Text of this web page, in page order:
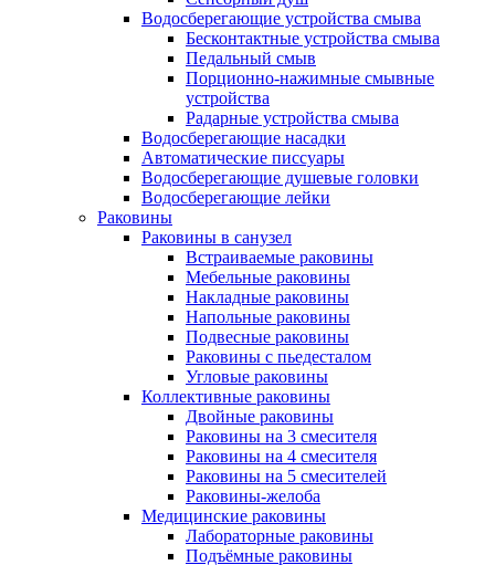
Водосберегающие устройства смыва
Бесконтактные устройства смыва
Педальный смыв
Порционно-нажимные смывные
устройства
Радарные устройства смыва
Водосберегающие насадки
Автоматические писсуары
Водосберегающие душевые головки
Водосберегающие лейки
Раковины
Раковины в санузел
Встраиваемые раковины
Мебельные раковины
Накладные раковины
Напольные раковины
Подвесные раковины
Раковины с пьедесталом
Угловые раковины
Коллективные раковины
Двойные раковины
Раковины на 3 смесителя
Раковины на 4 смесителя
Раковины на 5 смесителей
Раковины-желоба
Медицинские раковины
Лабораторные раковины
Подъёмные раковины